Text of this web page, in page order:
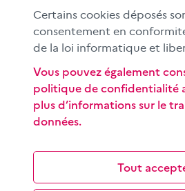
Espace presse
Si vous souhaitez vous abonner
d'information mensuelle du CLEMI,
Certains cookies déposés
consentement en
de la loi informatique et
Tout
Vous pouvez également
politique de confidentialité
plus d’informations sur le
données.